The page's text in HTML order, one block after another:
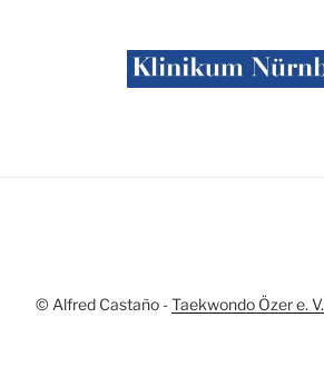
© Alfred Castaño -Taekwondo Özer e. V.